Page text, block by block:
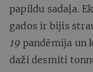
papildu sadaļa.
gados ir bijis
19 pandēmija un
daži desmiti